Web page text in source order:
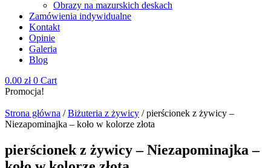
Obrazy na mazurskich deskach
Zamówienia indywidualne
Kontakt
Opinie
Galeria
Blog
0.00 zł 0 Cart
Promocja!
Strona główna /Biżuteria z żywicy / pierścionek z żywicy –
Niezapominajka – koło w kolorze złota
pierścionek z żywicy – Niezapominajka –